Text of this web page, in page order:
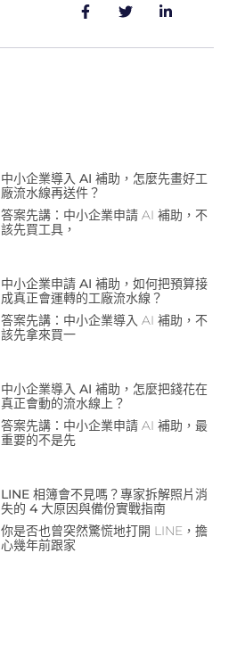
中小企業導入 AI 補助，怎麼先畫好工
廠流水線再送件？
答案先講：中小企業申請 AI 補助，不
該先買工具，
中小企業申請 AI 補助，如何把預算接
成真正會運轉的工廠流水線？
答案先講：中小企業導入 AI 補助，不
該先拿來買一
中小企業導入 AI 補助，怎麼把錢花在
真正會動的流水線上？
答案先講：中小企業申請 AI 補助，最
重要的不是先
LINE 相簿會不見嗎？專家拆解照片消
失的 4 大原因與備份實戰指南
你是否也曾突然驚慌地打開 LINE，擔
心幾年前跟家